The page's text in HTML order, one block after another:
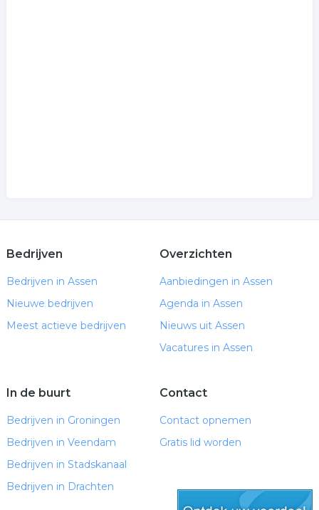
Bedrijven
Bedrijven in Assen
Nieuwe bedrijven
Meest actieve bedrijven
Overzichten
Aanbiedingen in Assen
Agenda in Assen
Nieuws uit Assen
Vacatures in Assen
In de buurt
Bedrijven in Groningen
Bedrijven in Veendam
Bedrijven in Stadskanaal
Bedrijven in Drachten
Contact
Contact opnemen
Gratis lid worden